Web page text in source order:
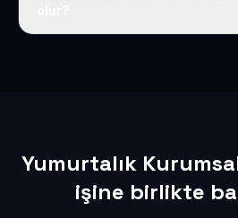
Yumurtalık
işine birlikte